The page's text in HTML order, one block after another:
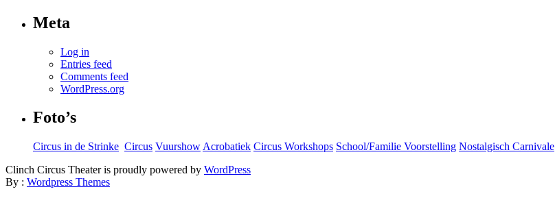
Meta
Log in
Entries feed
Comments feed
WordPress.org
Foto’s
Circus in de Strinke Circus Vuurshow Acrobatiek Circus Workshops School/Familie Voorstelling Nostalgisch Carnivale
Clinch Circus Theater is proudly powered by WordPress
By : Wordpress Themes